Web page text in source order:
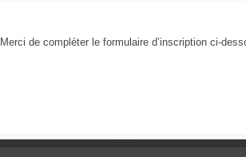
Merci de compléter le formulaire d’inscription ci-